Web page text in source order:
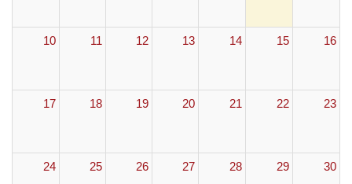
10 11 12 13 14 15 16
17 18 19 20 21 22 23
24 25 26 27 28 29 30